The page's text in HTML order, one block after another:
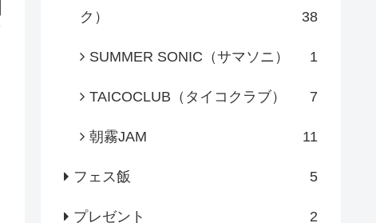
ク）
38
SUMMER SONIC（サマソニ） 1
TAICOCLUB（タイコクラブ） 7
朝霧JAM 11
フェス飯 5
プレゼント 2